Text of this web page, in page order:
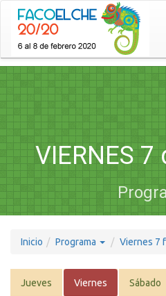
VIERNES
Inicio Programa Viernes 7
Jueves Viernes Sábado